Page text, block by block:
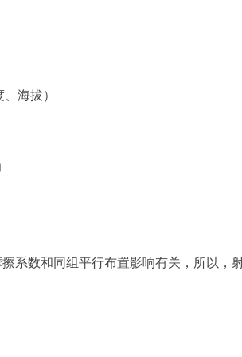
海拔）
系数和同组平行布置影响有关，所以，